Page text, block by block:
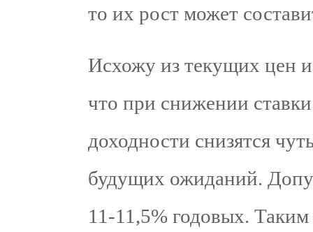
то их рост может
Исхожу из текущих цен
что при снижении
доходности снизятся
будущих ожиданий.
11-11,5% годовых.